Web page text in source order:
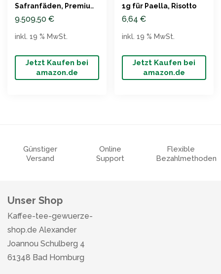
Safranfäden, Premium
Qualität, 10g
9.509,50 €
Jetzt Kaufen bei
amazon.de
inkl. 19 % MwSt.
1g für Paella, Risotto
6,64 €
Jetzt Kaufen bei
amazon.de
inkl. 19 % MwSt.
Günstiger
Versand
Online
Support
Flexible
Bezahlmethoden
Unser Shop
Kaffee-tee-gewuerze-
shop.de Alexander
Joannou Schulberg 4
61348 Bad Homburg